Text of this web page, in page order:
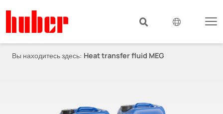
Вы находитесь здесь: Heat transfer fluid MEG